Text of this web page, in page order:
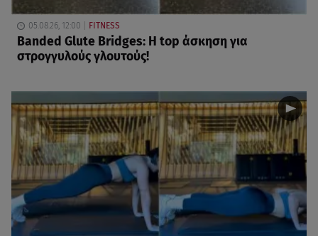
05.08.26, 12:00 FITNESS
Banded Glute Bridges: Η top άσκηση για
στρογγυλούς γλουτούς!